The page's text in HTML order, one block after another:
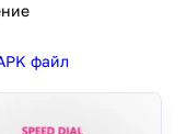
файл